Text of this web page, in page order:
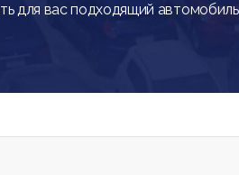
для вас подходящий